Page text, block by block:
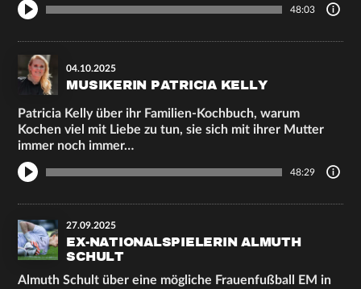
48:03
04.10.2025
MUSIKERIN PATRICIA KELLY
Patricia Kelly über ihr Familien-Kochbuch, warum
Kochen viel mit Liebe zu tun, sie sich mit ihrer Mutter
immer noch immer…
48:29
27.09.2025
EX-NATIONALSPIELERIN ALMUTH
SCHULT
Almuth Schult über eine mögliche Frauenfußball EM in